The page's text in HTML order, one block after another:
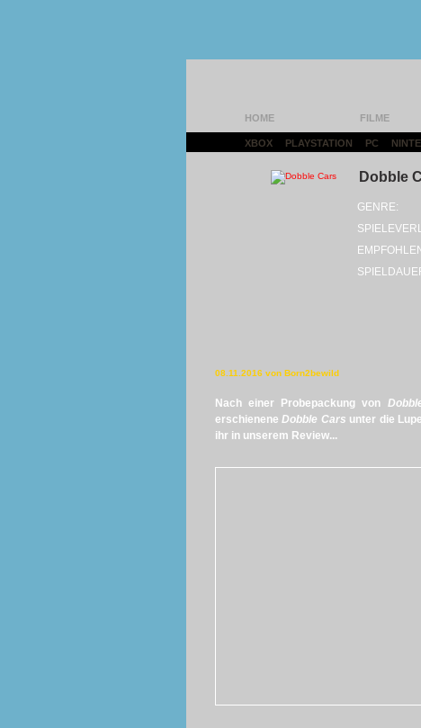
HOME FILME
XBOX PLAYSTATION PC
Dobble
GENRE:
08.11.2016 von Born2bewild
Nach einer Probepackung von
erschieneneDobble Cars unter die
ihr in unserem Review...